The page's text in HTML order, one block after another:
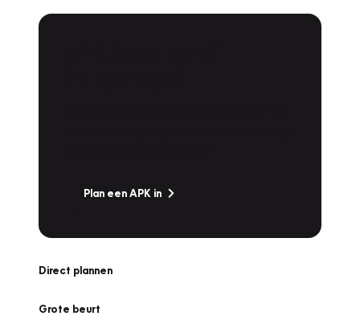
Plan een APK in
Direct plannen
Grote beurt